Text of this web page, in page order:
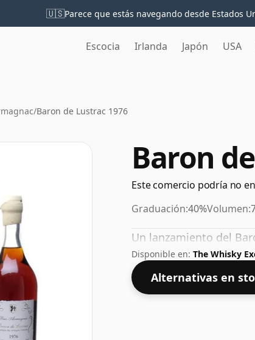
🇺🇸Parece que estás navegando desde Estados
Escocia Irlanda Japón USA
/Baron de Lustrac 1976
Baron
Este comercio podría no
Graduación:40%Volumen:
Un lanzamiento del
Disponible en: The Whisky
Alternativas en